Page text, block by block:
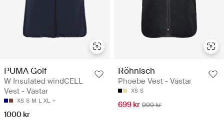
PUMA Golf
W Insulated windCELL
Vest - Västar
XS S M L XL
1000 kr
Röhnisch
Phoebe Vest - Västar
XS S
699 kr 999 kr